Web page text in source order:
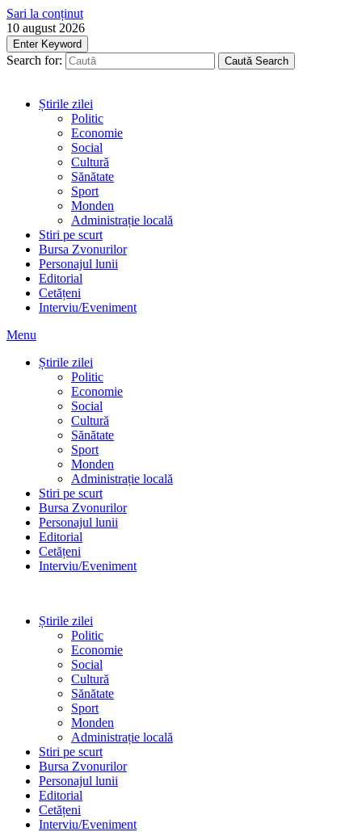
Sari la conținut
10 august 2026
Enter Keyword
Search for: Caută Search
Știrile zilei
Politic
Economie
Social
Cultură
Sănătate
Sport
Monden
Administrație locală
Stiri pe scurt
Bursa Zvonurilor
Personajul lunii
Editorial
Cetățeni
Interviu/Eveniment
Menu
Știrile zilei
Politic
Economie
Social
Cultură
Sănătate
Sport
Monden
Administrație locală
Stiri pe scurt
Bursa Zvonurilor
Personajul lunii
Editorial
Cetățeni
Interviu/Eveniment
Știrile zilei
Politic
Economie
Social
Cultură
Sănătate
Sport
Monden
Administrație locală
Stiri pe scurt
Bursa Zvonurilor
Personajul lunii
Editorial
Cetățeni
Interviu/Eveniment